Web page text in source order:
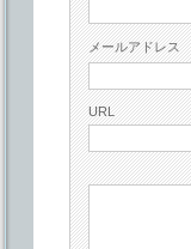
メールアドレス
URL